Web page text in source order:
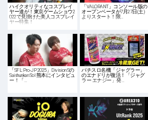
ハイクオリティなコスプレイ
ヤー達が！東京ゲームショウ2
022で見掛けた美人コスプレイ
ヤー特集！
「VALORANT」コンソール版の
オープンベータが7月27日(土)
よりスタート！限…
「SFL: Pro-JP 2025」Division Sの
Saishunkan Sol 熊本にインタビュ
ー！「…
パチスロ名機「ジャグラー」
のエナドリが復活！「ジャグ
ラー エナジー」発…